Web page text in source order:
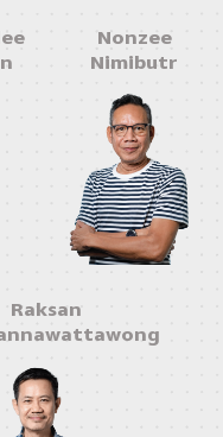
Nonzee
Nimibutr
Raksan